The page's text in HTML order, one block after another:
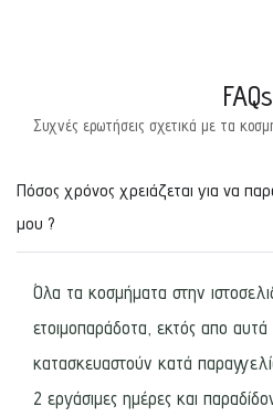
FAQs
Συχνές ερωτήσεις σχετικά με τα
Πόσος χρόνος χρειάζεται για να
μου ?
Όλα τα κοσμήματα στην
ετοιμοπαράδοτα, εκτός απο
κατασκευαστούν κατά
2 εργάσιμες ημέρες και